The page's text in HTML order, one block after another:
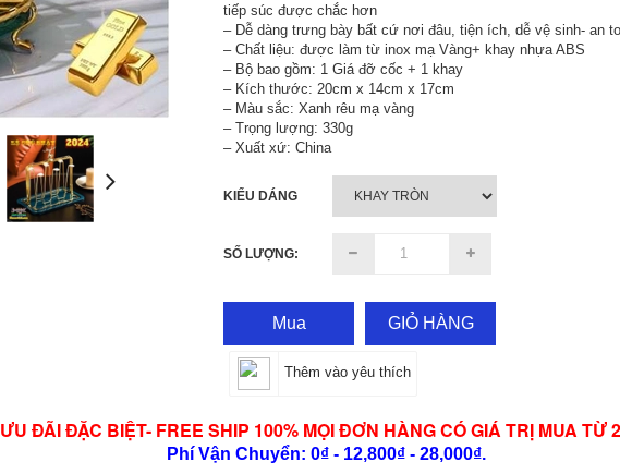
tiếp súc được chắc hơn
– Dễ dàng trưng bày bất cứ nơi đâu, tiện ích, dễ vệ sinh- an
– Chất liệu: được làm từ inox mạ Vàng+ khay nhựa ABS
– Bộ bao gồm: 1 Giá đỡ cốc + 1 khay
– Kích thước: 20cm x 14cm x 17cm
– Màu sắc: Xanh rêu mạ vàng
– Trọng lượng: 330g
– Xuất xứ: China
KIỂU DÁNG
SỐ LƯỢNG:
Mua GIỎ HÀNG
Thêm vào yêu thích
ƯU ĐÃI ĐẶC BIỆT- FREE SHIP 100% MỌI ĐƠN HÀNG CÓ GIÁ TRỊ MUA TỪ
Phí Vận Chuyển: 0₫ - 12,800₫ - 28,000₫.